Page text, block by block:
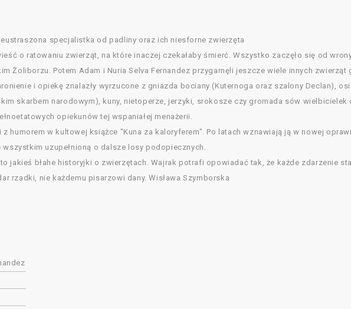
specjalistka od padliny oraz ich niesforne zwierzęta
o ratowaniu zwierząt, na które inaczej czekałaby śmierć. Wszystko zaczęło się od
Żoliborzu. Potem Adam i Nuria Selva Fernandez przygarnęli jeszcze wiele innych
i opiekę znalazły wyrzucone z gniazda bociany (Kuternoga oraz szalony Declan),
skarbem narodowym), kuny, nietoperze, jerzyki, srokosze czy gromada sów wielbicielek
opiekunów tej wspaniałej menażerii.
humorem w kultowej książce "Kuna za kaloryferem". Po latach wznawiają ją w nowej
wszystkim uzupełnioną o dalsze losy podopiecznych.
jakieś błahe historyjki o zwierzętach. Wajrak potrafi opowiadać tak, że każde zdarzenie
rzadki, nie każdemu pisarzowi dany. Wisława Szymborska